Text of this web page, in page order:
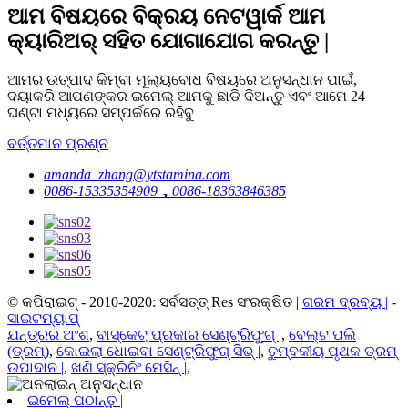
ଆମ ବିଷୟରେ ବିକ୍ରୟ ନେଟୱାର୍କ ଆମ
କ୍ୟାରିଅର୍ ସହିତ ଯୋଗାଯୋଗ କରନ୍ତୁ |
ଆମର ଉତ୍ପାଦ କିମ୍ବା ମୂଲ୍ୟବୋଧ ବିଷୟରେ ଅନୁସନ୍ଧାନ ପାଇଁ,
ଦୟାକରି ଆପଣଙ୍କର ଇମେଲ୍ ଆମକୁ ଛାଡି ଦିଅନ୍ତୁ ଏବଂ ଆମେ 24
ଘଣ୍ଟା ମଧ୍ୟରେ ସମ୍ପର୍କରେ ରହିବୁ |
ବର୍ତ୍ତମାନ ପ୍ରଶ୍ନ
amanda_zhang@ytstamina.com
0086-15335354909，0086-18363846385
© କପିରାଇଟ୍ - 2010-2020: ସର୍ବସତ୍ତ୍ Res ସଂରକ୍ଷିତ | ଗରମ ଦ୍ରବ୍ୟ | -
ସାଇଟମ୍ୟାପ୍
ଯନ୍ତ୍ରର ଅଂଶ, ବାସ୍କେଟ୍ ପ୍ରକାର ସେଣ୍ଟ୍ରିଫୁଗ୍ |, ବେଲ୍ଟ ପଲି
(ଡ୍ରମ୍), କୋଇଲା ଧୋଇବା ସେଣ୍ଟ୍ରିଫୁଗ୍ ସିଭ୍ |, ଚୁମ୍ବକୀୟ ପୃଥକ ଡ୍ରମ୍
ଉପାଦାନ |, ଖଣି ସ୍କ୍ରିନିଂ ମେସିନ୍ |,
ଇମେଲ୍ ପଠାନ୍ତୁ |